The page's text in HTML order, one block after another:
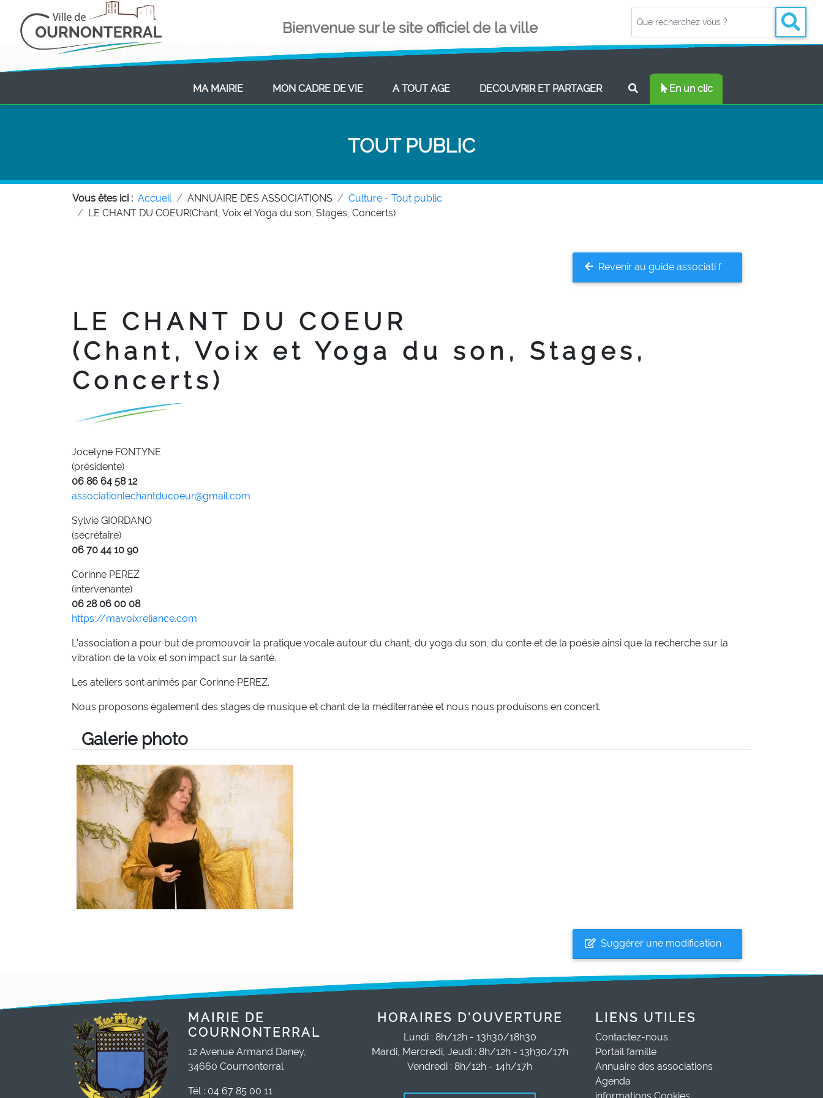
Bienvenue sur le site officiel de la ville
MA MAIRIE(CURRENT)MON CADRE DE VIE(CURRENT)A TOUT AGE(CURRENT)DECOUVRIR ET PARTAGER(CURRENT) En un clic
TOUT PUBLIC
Vous êtes ici : Accueil ANNUAIRE DES ASSOCIATIONS
Culture - Tout public
LE CHANT DU COEUR(Chant, Voix et Yoga du son, Stages, Concerts)
Revenir au guide associati f
LE CHANT DU COEUR
(Chant, Voix et Yoga du son, Stages,
Concerts)
Jocelyne FONTYNE
(présidente)
06 86 64 58 12
associationlechantducoeur@gmail.com
Sylvie GIORDANO
(secrétaire)
06 70 44 10 90
Corinne PEREZ
(intervenante)
06 28 06 00 08
https://mavoixreliance.com
L'association a pour but de promouvoir la pratique vocale autour du chant, du yoga du son, du conte et de la poésie ainsi que la recherche sur la
vibration de la voix et son impact sur la santé.
Les ateliers sont animés par Corinne PEREZ.
Nous proposons également des stages de musique et chant de la méditerranée et nous nous produisons en concert.
Galerie photo
Suggérer une modification
MAIRIE DE
COURNONTERRAL
12 Avenue Armand Daney,
34660 Cournonterral
Tél : 04 67 85 00 11
HORAIRES D'OUVERTURE
Lundi : 8h/12h - 13h30/18h30
Mardi, Mercredi, Jeudi : 8h/12h - 13h30/17h
Vendredi : 8h/12h - 14h/17h
LIENS UTILES
Contactez-nous
Portail famille
Annuaire des associations
Agenda